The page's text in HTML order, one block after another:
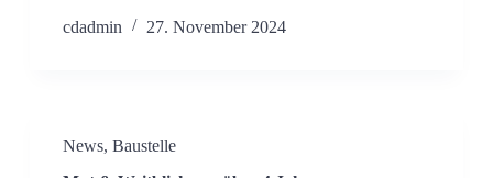
cdadmin 27. November 2024
News, Baustelle